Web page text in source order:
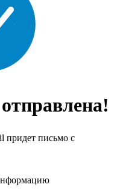
придет письмо с